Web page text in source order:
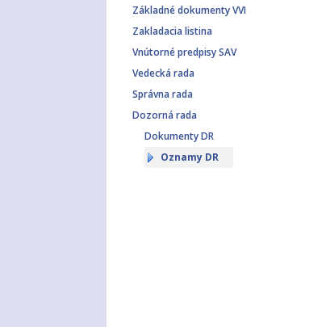
Základné dokumenty VVI
Zakladacia listina
Vnútorné predpisy SAV
Vedecká rada
Správna rada
Dozorná rada
Dokumenty DR
Oznamy DR